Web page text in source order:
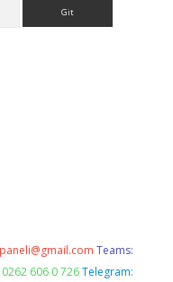
Teams:
606 0 726 Telegram: